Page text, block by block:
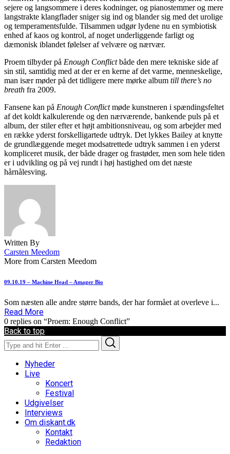
sejere og langsommere i deres kodninger, og pianostemmer og mere
langstrakte klangflader sniger sig ind og blander sig med det urolige
og temperamentsfulde. Tilsammen udgør lydene nu en symbiotisk
enhed af kaos og kontrol, af noget underliggende farligt og
dæmonisk iblandet følelser af velvære og nærvær.
Proem tilbyder på Enough Conflictbåde den mere tekniske side af
sin stil, samtidig med at der er en kerne af det varme, menneskelige,
man især møder på det tidligere mere mørke album till there’s no
breath fra 2009.
Fansene kan på Enough Conflictmøde kunstneren i spændingsfeltet
af det koldt kalkulerende og den nærværende, bankende puls på et
album, der stiler efter et højt ambitionsniveau, og som arbejder med
en række yderst forskelligartede udtryk. Det lykkes Bailey at knytte
de grundlæggende meget modsatrettede udtryk sammen i en yderst
kompliceret musik, der både drager og frastøder, men som hele tiden
er i udvikling og på vej rundt i høj hastighed om det næste
hårnålesving.
Written By
Carsten Meedom
More from Carsten Meedom
09.10.19 – Machine Head – Amager Bio
Som næsten alle andre større bands, der har formået at overleve i...
Read More
0 replies on “Proem: Enough Conflict”
Back to top
Search
for:
Nyheder
Live
Koncert
Festival
Udgivelser
Interviews
Om diskant.dk
Kontakt
Redaktion